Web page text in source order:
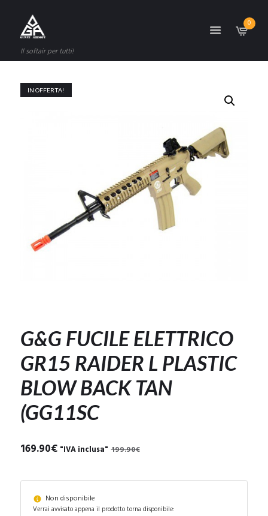
Il softair per tutti!
0
IN OFFERTA!
G&G FUCILE ELETTRICO
GR15 RAIDER L PLASTIC
BLOW BACK TAN
(GG11SC
199.90€
Il
era:
199.90€.
169.90€Il
169.90€.
"IVA inclusa"
Non disponibile
Verrai avvisato appena il prodotto torna disponibile: